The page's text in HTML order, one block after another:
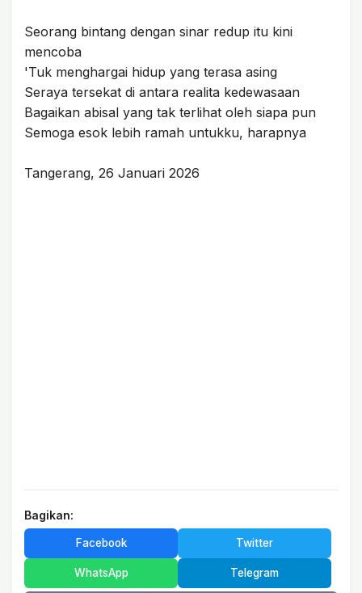
Seorang bintang dengan sinar redup itu kini
mencoba
'Tuk menghargai hidup yang terasa asing
Seraya tersekat di antara realita kedewasaan
Bagaikan abisal yang tak terlihat oleh siapa pun
Semoga esok lebih ramah untukku, harapnya
Tangerang, 26 Januari 2026
Bagikan:
Facebook Twitter
WhatsApp Telegram